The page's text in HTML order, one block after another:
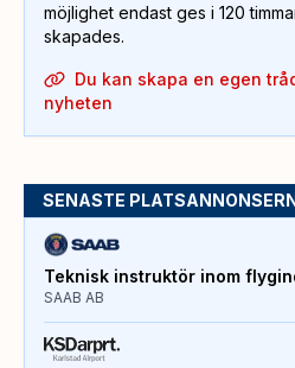
möjlighet endast ges i 120
skapades.
Du kan skapa en egen
nyheten
SENASTE
Teknisk instruktör inom
SAAB AB